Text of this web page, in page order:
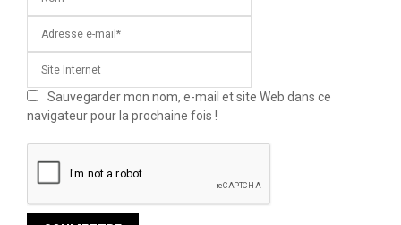
Sauvegarder mon nom, e-mail et site Web dans ce
navigateur pour la prochaine fois !